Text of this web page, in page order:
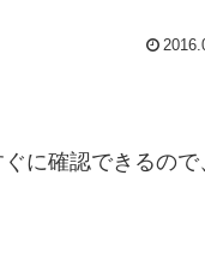
に確認できるので